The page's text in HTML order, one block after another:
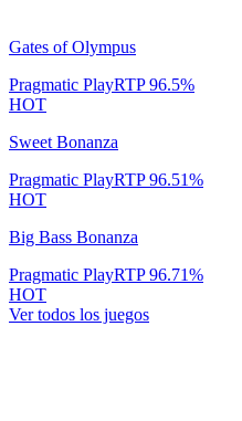
Gates of Olympus
Pragmatic PlayRTP96.5%
HOT
Sweet Bonanza
Pragmatic PlayRTP96.51%
HOT
Big Bass Bonanza
Pragmatic PlayRTP96.71%
HOT
Ver todos los juegos